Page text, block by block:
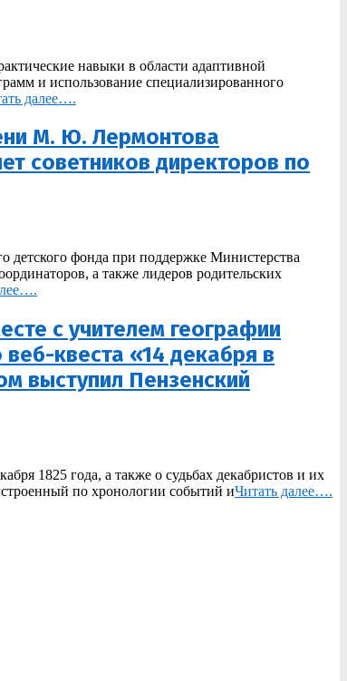
навыки в области адаптивной
и использование специализированного
далее….
М. Ю. Лермонтова
советников директоров по
детского фонда при поддержке Министерства
а также лидеров родительских
с учителем географии
квеста «14 декабря в
выступил Пензенский
1825 года, а также о судьбах декабристов и их
по хронологии событий иЧитать далее….